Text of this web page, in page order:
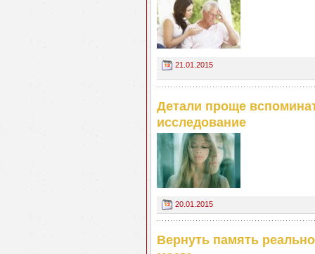
21.01.2015
Детали проще
исследование
20.01.2015
Вернуть память